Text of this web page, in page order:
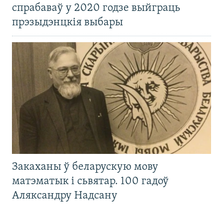
спрабаваў у 2020 годзе выйграць
прэзыдэнцкія выбары
Закаханы ў беларускую мову
матэматык і сьвятар. 100 гадоў
Аляксандру Надсану